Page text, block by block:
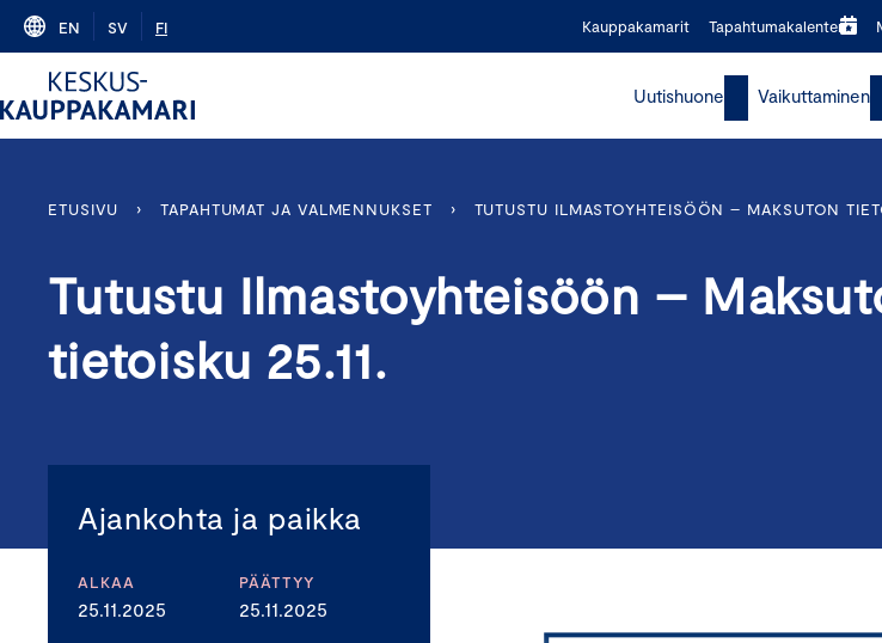
Skip
content
EN SV FI Kauppakamarit Tapahtumakalenteri
Uutishuone Vaikuttaminen
ETUSIVU › TAPAHTUMAT JA VALMENNUKSET › TUTUSTU ILMASTOYHTEISÖÖN – MAKSUTON
Tutustu Ilmastoyhteisöön –
tietoisku 25.11.
Ajankohta ja paikka
ALKAA
25.11.2025
PÄÄTTYY
25.11.2025